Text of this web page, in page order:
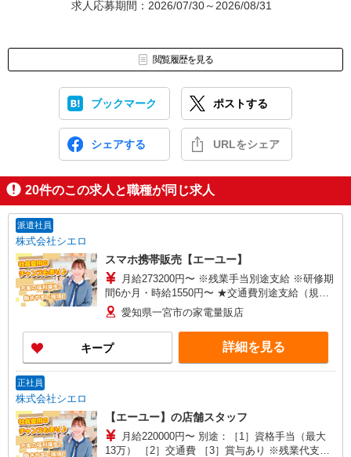
求人応募期間：2026/07/30～2026/08/31
閲覧履歴を見る
ブックマーク ポストする
シェアする URLをシェア
20件のこの求人と職種が同じ求人
派遣社員
株式会社シエロ
スマホ携帯販売【エーユー】
月給273200円〜 ※残業手当別途支給 ※研修期
間6か月・時給1550円〜 ★交通費別途支給（規定
あり） ゜+゜・。○。・゜+゜・。○。・゜+゜ 入
社祝い金10万円支給(規定有) お友達を紹介頂くと,
インセンティブ支給(規定有) ゜・。○。・゜
+゜・。○。・゜+゜
愛知県一宮市の家電量販店
キープ 詳細を見る
正社員
株式会社シエロ
【エーユー】の店舗スタッフ
月給220000円〜 別途：［1］資格手当（最大
13万） ［2］交通費 ［3］賞与あり ※残業代支給